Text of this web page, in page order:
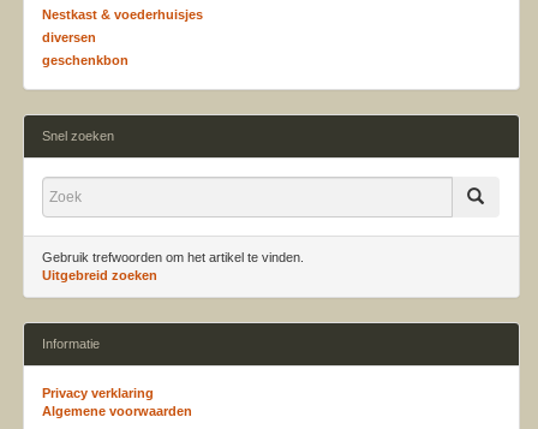
Nestkast & voederhuisjes
diversen
geschenkbon
Snel zoeken
Gebruik trefwoorden om het artikel te vinden.
Uitgebreid zoeken
Informatie
Privacy verklaring
Algemene voorwaarden